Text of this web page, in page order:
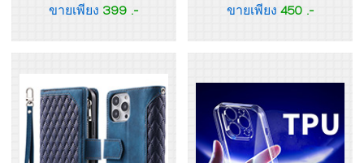
ขายเพียง 399 .- ขายเพียง 450 .-